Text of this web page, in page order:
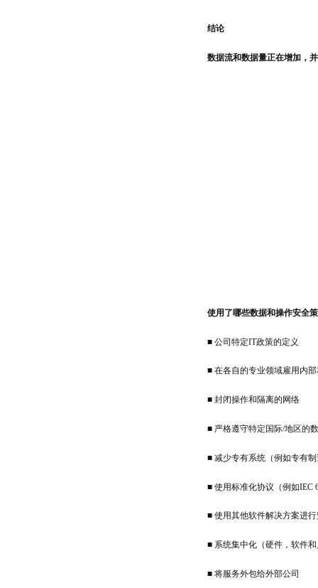
结论
数据流和数据量正在增加，
使用了哪些数据和操作安全
■ 公司特定IT政策的定义
■ 在各自的专业领域雇用内
■ 封闭操作和隔离的网络
■ 严格遵守特定国际/地区的
■ 减少专有系统（例如专有
■ 使用标准化协议（例如IEC
■ 使用其他软件解决方案进
■ 系统集中化（硬件，软件
■ 将服务外包给外部公司